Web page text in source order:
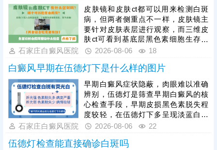
病情复杂多变，单一伍德灯检查存在
局限性，临床需联合三维皮肤ct、血
常规、免疫异常检测等项目进一步检
查，清楚明确黑色素脱失程度、皮肤
皮损状态及身体诱因，全面掌握病
情。白癜风危害性较强，一般不会自
行消
皮肤镜和皮肤ct都可以用来检测白斑
病，但两者侧重点不一样，皮肤镜主
要针对皮肤表层进行观察，而三维皮
肤ct可看到基底层黑色素细胞生存环
境、运动轨迹等。两项检查各有优
维皮肤ct，两项检查综合诊断，优势
互补，结果更准。白斑确诊后需在医
生指导下进行规范治疗，对症用药，
循序渐进令病情好转。
石家庄白癜风医院 2026-08-06 18
白癜风早期在伍德灯下是什么样的图片
早期白癜风症状隐蔽，肉眼难以准确
辨别，伍德灯是筛查早期白癜风的核
心检查手段，早期皮损黑色素脱失程
度较轻，在伍德灯下多呈现淡蓝白色
荧光，还可检查出肉眼无法察觉的隐
疹、色素减退斑等普通白斑，明确病
石家庄白癜风医院 2026-08-06 22
伍德灯检查能直接确诊白斑吗